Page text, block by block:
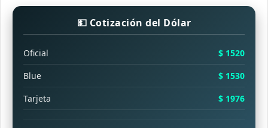
💵 Cotización del Dólar
Oficial
$ 1520
Blue
$ 1530
Tarjeta
$ 1976